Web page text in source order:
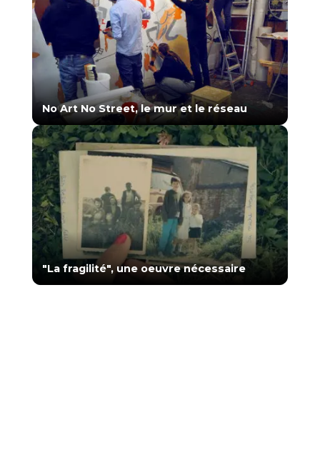
No Art No Street, le mur et le réseau
"La fragilité", une oeuvre nécessaire